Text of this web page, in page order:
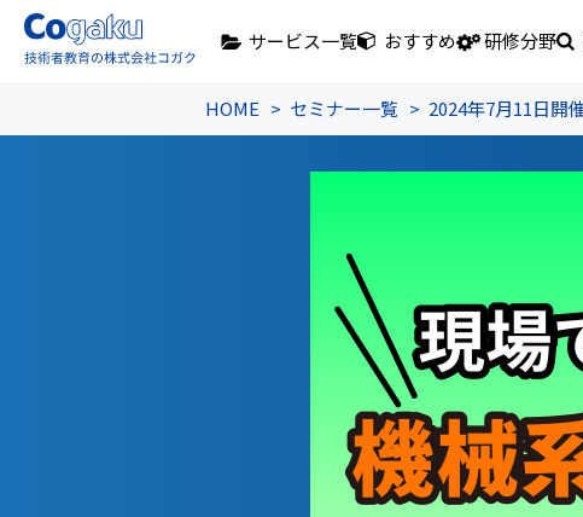
サービス一覧 おすすめ 研修分野
HOME セミナー一覧 2024年7月11日開